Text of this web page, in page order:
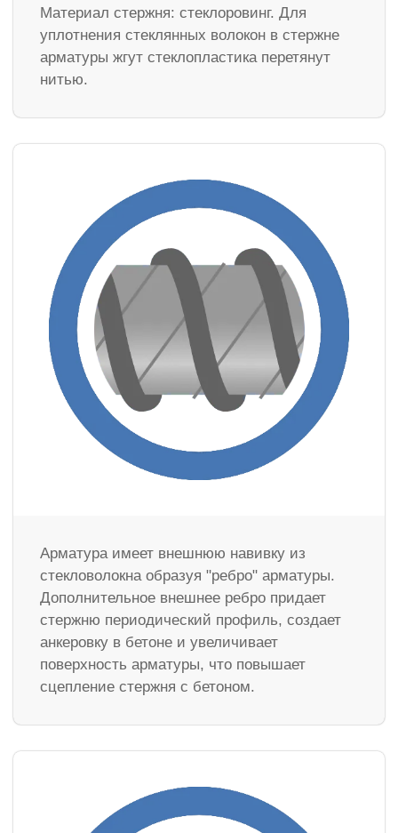
Материал стержня: стеклоровинг. Для
уплотнения стеклянных волокон в стержне
арматуры жгут стеклопластика перетянут
нитью.
Арматура имеет внешнюю навивку из
стекловолокна образуя "ребро" арматуры.
Дополнительное внешнее ребро придает
стержню периодический профиль, создает
анкеровку в бетоне и увеличивает
поверхность арматуры, что повышает
сцепление стержня с бетоном.